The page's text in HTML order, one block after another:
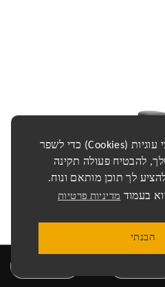
אנו משתמשים בקבצי עוגיות (Cookies) כדי לשפר
להבטיח פעולה תקינה
לך תוכן מותאם ונוח.
בעמוד מדיניות פרטיות
הבנתי